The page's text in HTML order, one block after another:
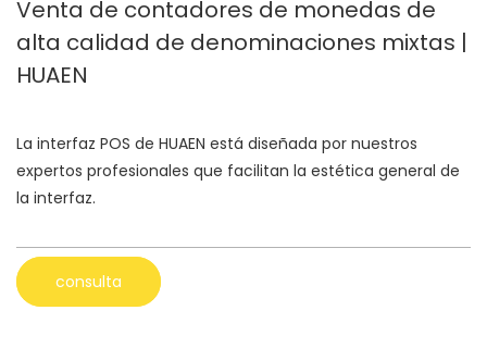
Venta de contadores de monedas de
alta calidad de denominaciones mixtas |
HUAEN
La interfaz POS de HUAEN está diseñada por nuestros
expertos profesionales que facilitan la estética general de
la interfaz.
consulta